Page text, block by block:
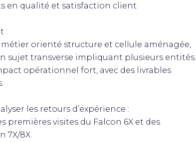
en qualité et satisfaction client.
:
orienté structure et cellule aménagée,
sujet transverse impliquant plusieurs entités.
opérationnel fort, avec des livrables
les retours d’expérience :
premières visites du Falcon 6X et des
7X/8X.